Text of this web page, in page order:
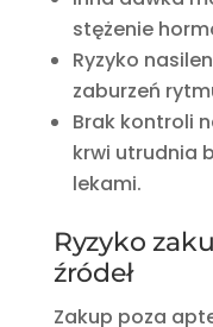
stężenie
Ryzyko
zaburzeń
Brak kontroli
krwi utrudnia
lekami.
Ryzyko
źródeł
Zakup poza